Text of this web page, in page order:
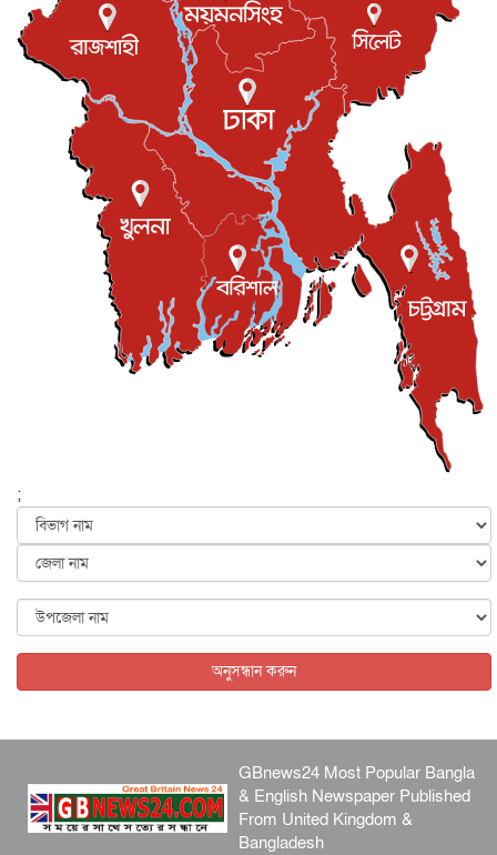
যুক্তরাজ্যে বসবাসরত জাতীয়তাবাদী কুলাউড়াবাসীর মত বিনিময়
সভা...
ইউকে কমিউনিটি ৫ আগস্ট, ২০২৬
প্রধানমন্ত্রীকে সৌদি আরব সফরের আমন্ত্রণ
জাতীয় ৫ আগস্ট, ২০২৬
জুলাই গণ-অভ্যুত্থান দিবস আজ, স্মরণে দেশজুড়ে কর্মসূচি
জাতীয় ৫ আগস্ট, ২০২৬
জনগণ পরিবর্তন চেয়েছে বলেই জুলাই আন্দোলন সফল :
৫ আগস্ট, ২০২৬
বেনজীর আহমেদের সঙ্গে পরীমনির ঘনিষ্ঠ সম্পর্ক ছিল : নাসির
মাহম...
জাতীয় ৫ আগস্ট, ২০২৬
হরমুজ নিয়ে ইরান-মার্কিন চুক্তি হতে পারে আজ : মার্কিন অর্থমন...
৫ আগস্ট, ২০২৬
পৃথিবীর দিকে আসছে বিধ্বংসী বস্তু, পারমাণবিক বোমা দিয়ে করা
আন্তর্জাতিক ৫ আগস্ট, ২০২৬
কেনিয়ায় ১৫ হাতির রহস্যজনক মৃত্যু, সন্দেহের মুখে কীটনাশকের
আন্তর্জাতিক ৫ আগস্ট, ২০২৬
;
অনুসন্ধান করুন
GBnews24 Most Popular Bangla
& English Newspaper Published
From United Kingdom &
Bangladesh